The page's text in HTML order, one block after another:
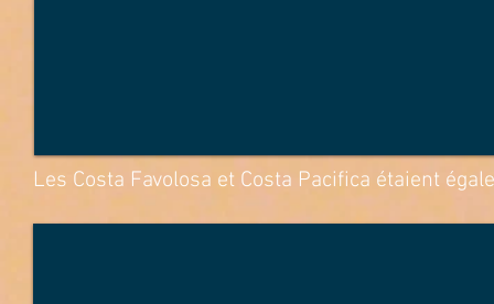
Les Costa Favolosa et Costa Pacifica étaient